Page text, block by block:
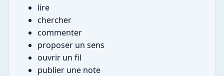
lire
chercher
commenter
proposer un sens
ouvrir un fil
publier une note